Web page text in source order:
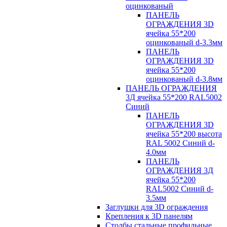
оцинкованый
ПАНЕЛЬ
ОГРАЖДЕНИЯ 3D
ячейка 55*200
оцинкованый d-3.3мм
ПАНЕЛЬ
ОГРАЖДЕНИЯ 3D
ячейка 55*200
оцинкованый d-3.8мм
ПАНЕЛЬ ОГРАЖДЕНИЯ
3Д ячейка 55*200 RAL5002
Синий
ПАНЕЛЬ
ОГРАЖДЕНИЯ 3D
ячейка 55*200 высота
RAL 5002 Синий d-
4.0мм
ПАНЕЛЬ
ОГРАЖДЕНИЯ 3Д
ячейка 55*200
RAL5002 Синий d-
3.5мм
Заглушки для 3D ограждения
Крепления к 3D панелям
Столбы стальные профильные